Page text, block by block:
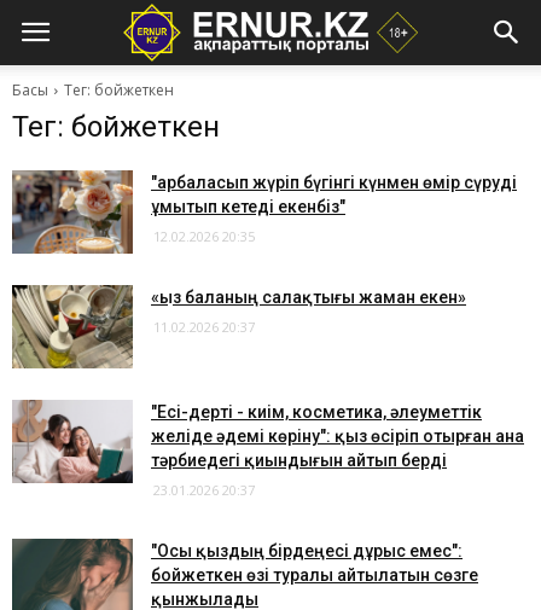
Басы Тег: бойжеткен
Тег: бойжеткен
"Қарбаласып жүріп бүгінгі күнмен өмір сүруді
ұмытып кетеді екенбіз"
12.02.2026 20:35
«Қыз баланың салақтығы жаман екен»
11.02.2026 20:37
​"Есі-дерті - киім, косметика, әлеуметтік
желіде әдемі көріну": қыз өсіріп отырған ана
тәрбиедегі қиындығын айтып берді
23.01.2026 20:37
"Осы қыздың бірдеңесі дұрыс емес":
бойжеткен өзі туралы айтылатын сөзге
қынжылады